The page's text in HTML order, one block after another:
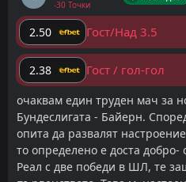
достигане и до финал за
Противник на полуфинала
Домакините с последен
Байер е далеч от
кампании и идването на
не успя кой знае колко да
надали ще е в ШЛ
надява да спечели този
-30 Точки
2.50 Гост/Над 3.5
2.38 Гост / гол-гол
очаквам един труден мач за
Бундеслигата - Байерн.
опита да развалят
то определено е доста добро-
Реал с две победи в ШЛ, те